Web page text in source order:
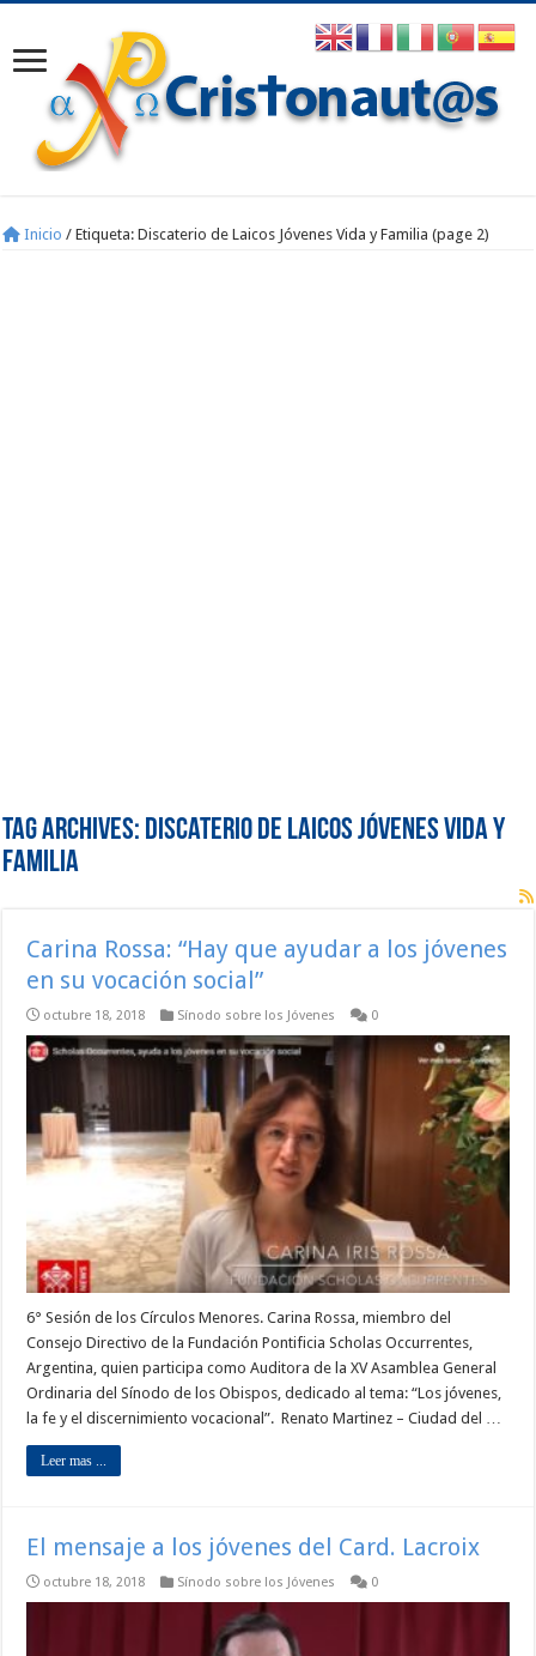
Inicio / Etiqueta:Discaterio de Laicos Jóvenes Vida y Familia (page 2)
Tag Archives: Discaterio de Laicos Jóvenes Vida y
Familia
Carina Rossa: “Hay que ayudar a los jóvenes
en su vocación social”
octubre 18, 2018 Sínodo sobre los Jóvenes 0
6° Sesión de los Círculos Menores. Carina Rossa, miembro del
Consejo Directivo de la Fundación Pontificia Scholas Occurrentes,
Argentina, quien participa como Auditora de la XV Asamblea General
Ordinaria del Sínodo de los Obispos, dedicado al tema: “Los jóvenes,
la fe y el discernimiento vocacional”. Renato Martinez – Ciudad del …
Leer mas ...
El mensaje a los jóvenes del Card. Lacroix
octubre 18, 2018 Sínodo sobre los Jóvenes 0